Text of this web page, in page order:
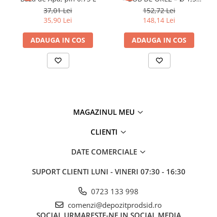
Tablă cutată zincată
Tablă expandată zincată
Tablă perforată
Țeavă pătrată și rectangulară
Țeavă rotundă pentru construcții
Țeavă rotundă pentru construții
Țeavă din oțel pentru instalații
Țeavă instalații fără sudură (țeavă
diferențe de nuanțe.
37,01 Lei
35,90 Lei
ADAUGA IN COS
găleată 25 kg, sahara
152,72 Lei
148,14 Lei
ADAUGA IN COS
MAGAZINUL MEU
CLIENTI
DATE COMERCIALE
SUPORT CLIENTI LUNI - VINERI 07:30 - 16:30
0723 133 998
comenzi@depozitprodsid.ro